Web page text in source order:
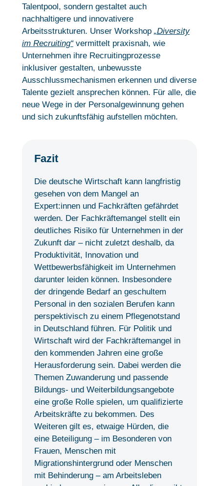
Talentpool, sondern gestaltet auch
nachhaltigere und innovativere
Arbeitsstrukturen. Unser Workshop „Diversity
im Recruiting“vermittelt praxisnah, wie
Unternehmen ihre Recruitingprozesse
inklusiver gestalten, unbewusste
Ausschlussmechanismen erkennen und diverse
Talente gezielt ansprechen können. Für alle, die
neue Wege in der Personalgewinnung gehen
und sich zukunftsfähig aufstellen möchten.
Fazit
Die deutsche Wirtschaft kann langfristig
gesehen von dem Mangel an
Expert:innen und Fachkräften gefährdet
werden. Der Fachkräftemangel stellt ein
deutliches Risiko für Unternehmen in der
Zukunft dar – nicht zuletzt deshalb, da
Produktivität, Innovation und
Wettbewerbsfähigkeit im Unternehmen
darunter leiden können. Insbesondere
der dringende Bedarf an geschultem
Personal in den sozialen Berufen kann
perspektivisch zu einem Pflegenotstand
in Deutschland führen. Für Politik und
Wirtschaft wird der Fachkräftemangel in
den kommenden Jahren eine große
Herausforderung sein. Dabei werden die
Themen Zuwanderung und passende
Bildungs- und Weiterbildungsangebote
eine große Rolle spielen, um qualifizierte
Arbeitskräfte zu bekommen. Des
Weiteren gilt es, etwaige Hürden, die
eine Beteiligung – im Besonderen von
Frauen, Menschen mit
Migrationshintergrund oder Menschen
mit Behinderung – am Arbeitsleben